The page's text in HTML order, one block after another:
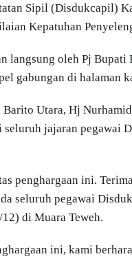
Sipil (Disdukcapil)
Kepatuhan
langsung oleh Pj
gabungan di halaman
Utara, Hj
seluruh jajaran
penghargaan ini.
seluruh pegawai
di Muara Teweh.
ini, kami